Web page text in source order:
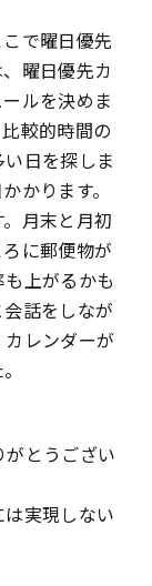
で曜日優先
曜日優先カ
ルを決めま
較的時間の
日を探しま
かります。
月末と月初
に郵便物が
上がるかも
話をしなが
レンダーが
とうござい
実現しない